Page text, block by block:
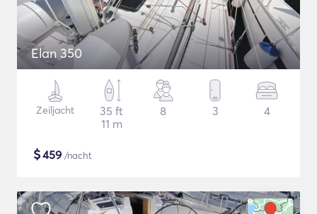
Elan 350
Zeiljacht
35 ft
11 m
8 3 4
$459 /nacht